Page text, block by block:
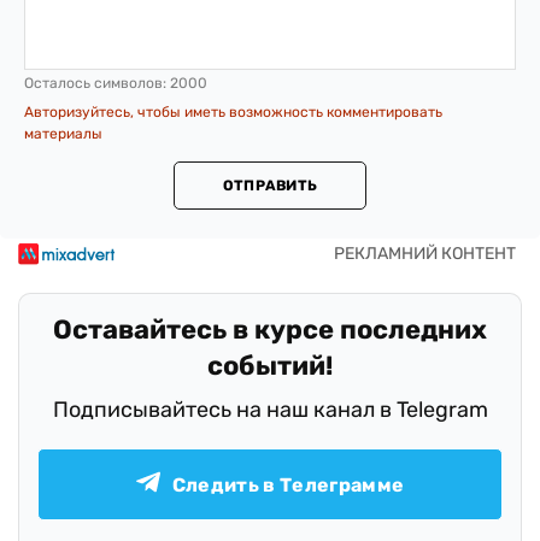
Осталось символов: 2000
Авторизуйтесь, чтобы иметь возможность комментировать
материалы
ОТПРАВИТЬ
Оставайтесь в курсе последних
событий!
Подписывайтесь на наш канал в Telegram
Следить в Телеграмме